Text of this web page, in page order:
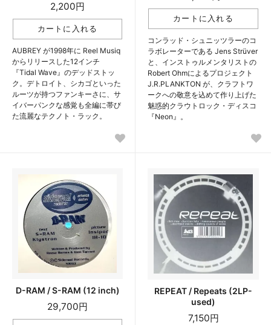
2,200円
AUBREY が1998年に Reel Musiq
からリリースした12インチ
『Tidal Wave』のデッドストッ
ク。デトロイト、シカゴといった
ルーツが持つファンキーさに、サ
イバーパンクな感覚も全編に帯び
た流麗なテクノト・ラック。
コンラッド・シュニッツラーのコ
ラボレーターである Jens Strüver
と、インストゥルメンタリストの
Robert Ohmによるプロジェクト
J.R.PLANKTON が、クラフトワ
ークへの敬意を込めて作り上げた
魅惑的クラウトロック・ディスコ
『Neon』。
D-RAM / S-RAM (12 inch)
29,700円
REPEAT / Repeats (2LP-
used)
7,150円